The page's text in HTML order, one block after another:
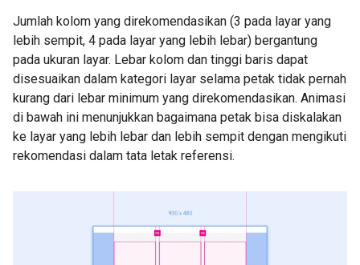
Jumlah kolom yang direkomendasikan (3 pada layar yang
lebih sempit, 4 pada layar yang lebih lebar) bergantung
pada ukuran layar. Lebar kolom dan tinggi baris dapat
disesuaikan dalam kategori layar selama petak tidak pernah
kurang dari lebar minimum yang direkomendasikan. Animasi
di bawah ini menunjukkan bagaimana petak bisa diskalakan
ke layar yang lebih lebar dan lebih sempit dengan mengikuti
rekomendasi dalam tata letak referensi.